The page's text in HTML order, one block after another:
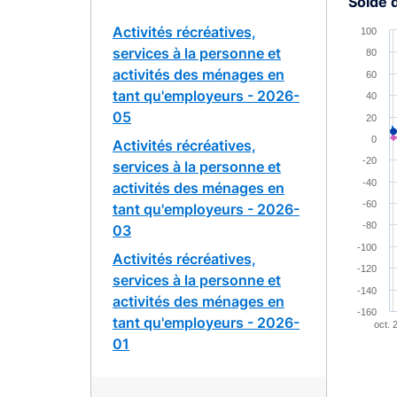
Activités récréatives,
services à la personne et
activités des ménages en
tant qu'employeurs - 2026-
05
Activités récréatives,
services à la personne et
activités des ménages en
tant qu'employeurs - 2026-
03
Activités récréatives,
services à la personne et
activités des ménages en
tant qu'employeurs - 2026-
01
The
The
oct.
-160
-140
-120
-100
-80
-60
-40
-20
0
20
40
60
80
100